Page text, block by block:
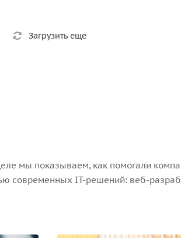
Загрузить еще
мы показываем, как помогали
современных IT-решений: веб-